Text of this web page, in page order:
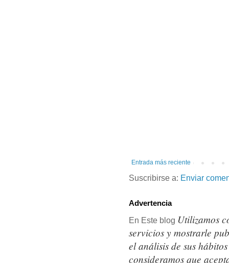
Entrada más reciente
Suscribirse a: Enviar
Advertencia
En Este blog Utilizamos
servicios y mostrarle
el análisis de sus
consideramos que